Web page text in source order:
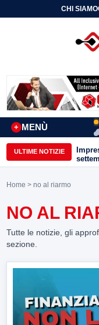
CHI SIAMO
MENÙ
+
ULTIME NOTIZIE
e
Home > no al riarmo
NO AL
Tutte le notizie, gli
sezione.